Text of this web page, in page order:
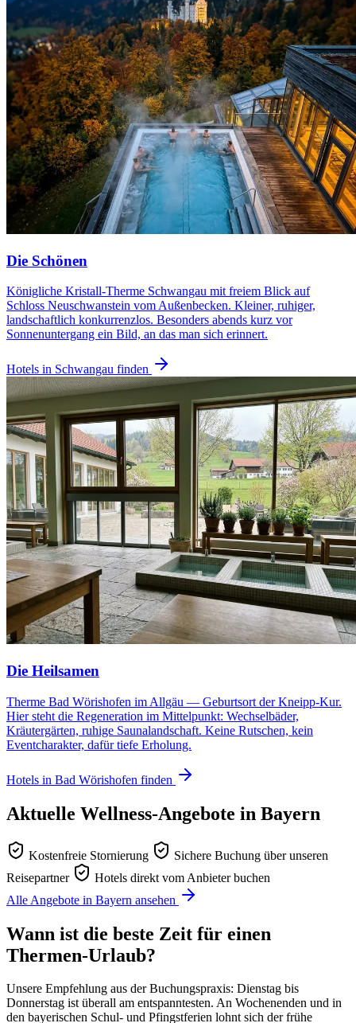
Die Schönen
Königliche Kristall-Therme Schwangau mit freiem Blick auf
Schloss Neuschwanstein vom Außenbecken. Kleiner, ruhiger,
landschaftlich konkurrenzlos. Besonders abends kurz vor
Sonnenuntergang ein Bild, an das man sich erinnert.
Hotels in Schwangau finden
Die Heilsamen
Therme Bad Wörishofen im Allgäu — Geburtsort der Kneipp-Kur.
Hier steht die Regeneration im Mittelpunkt: Wechselbäder,
Kräutergärten, ruhige Saunalandschaft. Keine Rutschen, kein
Eventcharakter, dafür tiefe Erholung.
Hotels in Bad Wörishofen finden
Aktuelle Wellness-Angebote in Bayern
Kostenfreie Stornierung
Sichere Buchung über unseren
Reisepartner
Hotels direkt vom Anbieter buchen
Alle Angebote in Bayern ansehen
Wann ist die beste Zeit für einen
Thermen-Urlaub?
Unsere Empfehlung aus der Buchungspraxis: Dienstag bis
Donnerstag ist überall am entspanntesten. An Wochenenden und in
den bayerischen Schul- und Pfingstferien lohnt sich der frühe